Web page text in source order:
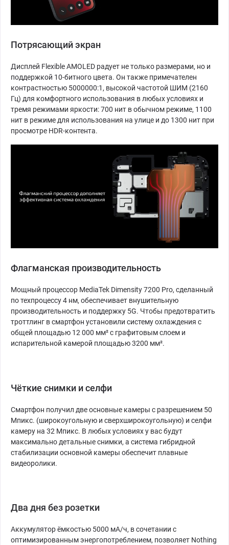
Потрясающий экран
Дисплей Flexible AMOLED радует не только размерами, но и
поддержкой 10-битного цвета. Он также примечателен
контрастностью 5000000:1, высокой частотой ШИМ (2160
Гц) для комфортного использования в любых условиях и
тремя режимами яркости: 700 нит в обычном режиме, 1100
нит в режиме для использования на улице и до 1300 нит при
просмотре HDR-контента.
Флагманская производительность
Мощный процессор MediaTek Dimensity 7200 Pro, сделанный
по техпроцессу 4 нм, обеспечивает внушительную
производительность и поддержку 5G. Чтобы предотвратить
троттлинг в смартфон установили систему охлаждения с
общей площадью 12 000 мм² с графитовым слоем и
испарительной камерой площадью 3200 мм².
Чёткие снимки и селфи
Смартфон получил две основные камеры с разрешением 50
Мпикс. (широкоугольную и сверхширокоугольную) и селфи
камеру на 32 Мпикс. В любых условиях у вас будут
максимально детальные снимки, а система гибридной
стабилизации основной камеры обеспечит плавные
видеоролики.
Два дня без розетки
Аккумулятор ёмкостью 5000 мА/ч, в сочетании с
оптимизированным энергопотреблением, позволяет Nothing